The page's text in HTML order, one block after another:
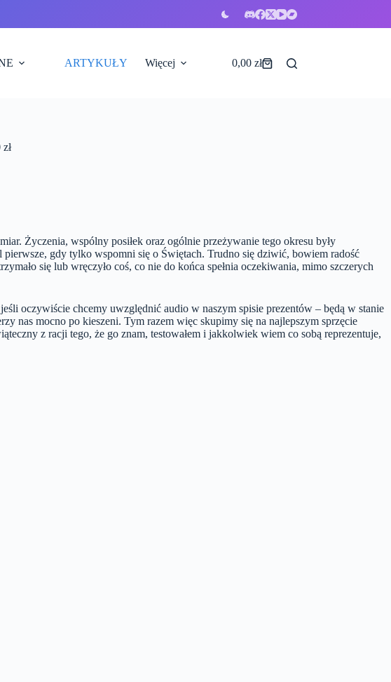
ARTYKUŁY Więcej Koszyk
0,00 zł
Życzenia, wspólny posiłek oraz ogólnie przeżywanie tego okresu były
gdy tylko wspomni się o Świętach. Trudno się dziwić, bowiem radość
się lub wręczyło coś, co nie do końca spełnia oczekiwania, mimo szczerych
oczywiście chcemy uwzględnić audio w naszym spisie prezentów – będą w stanie
nas mocno po kieszeni. Tym razem więc skupimy się na najlepszym sprzęcie
z racji tego, że go znam, testowałem i jakkolwiek wiem co sobą reprezentuje,